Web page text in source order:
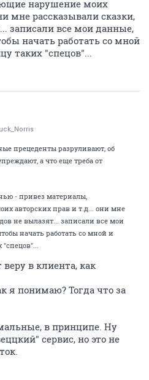
нарушение моих
мне рассказывали сказки,
записали все мои данные,
начать работать со мной
таких "спецов"...
прецеденты разруливают, об
а что еще треба от
- привез материалы,
авторских прав и т.д... они мне
не вылазят... записали все мои
начать работать со мной и
в клиента, как
я понимаю? Тогда что за
в принципе. Ну
сервис, но это не